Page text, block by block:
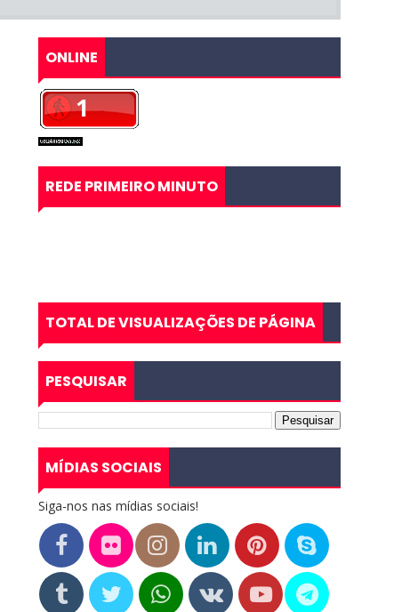
ONLINE
REDE PRIMEIRO MINUTO
TOTAL DE VISUALIZAÇÕES DE PÁGINA
PESQUISAR
MÍDIAS SOCIAIS
Siga-nos nas mídias sociais!